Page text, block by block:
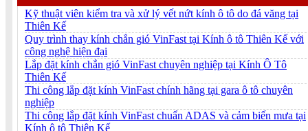
Kỹ thuật viên kiểm tra và xử lý vết nứt kính ô tô do đá văng tại
Thiên Kế
Quy trình thay kính chắn gió VinFast tại Kính ô tô Thiên Kế với
công nghệ hiện đại
Lắp đặt kính chắn gió VinFast chuyên nghiệp tại Kính Ô Tô
Thiên Kế
Thi công lắp đặt kính VinFast chính hãng tại gara ô tô chuyên
nghiệp
Thi công lắp đặt kính VinFast chuẩn ADAS và cảm biến mưa tại
Kính ô tô Thiên Kế